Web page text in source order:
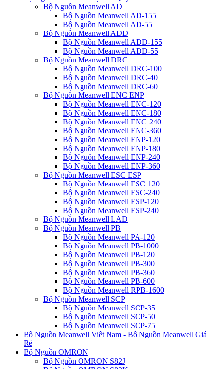
Bộ Nguồn Meanwell AD
Bộ Nguồn Meanwell AD-155
Bộ Nguồn Meanwell AD-55
Bộ Nguồn Meanwell ADD
Bộ Nguồn Meanwell ADD-155
Bộ Nguồn Meanwell ADD-55
Bộ Nguồn Meanwell DRC
Bộ Nguồn Meanwell DRC-100
Bộ Nguồn Meanwell DRC-40
Bộ Nguồn Meanwell DRC-60
Bộ Nguồn Meanwell ENC ENP
Bộ Nguồn Meanwell ENC-120
Bộ Nguồn Meanwell ENC-180
Bộ Nguồn Meanwell ENC-240
Bộ Nguồn Meanwell ENC-360
Bộ Nguồn Meanwell ENP-120
Bộ Nguồn Meanwell ENP-180
Bộ Nguồn Meanwell ENP-240
Bộ Nguồn Meanwell ENP-360
Bộ Nguồn Meanwell ESC ESP
Bộ Nguồn Meanwell ESC-120
Bộ Nguồn Meanwell ESC-240
Bộ Nguồn Meanwell ESP-120
Bộ Nguồn Meanwell ESP-240
Bộ Nguồn Meanwell LAD
Bộ Nguồn Meanwell PB
Bộ Nguồn Meanwell PA-120
Bộ Nguồn Meanwell PB-1000
Bộ Nguồn Meanwell PB-120
Bộ Nguồn Meanwell PB-300
Bộ Nguồn Meanwell PB-360
Bộ Nguồn Meanwell PB-600
Bộ Nguồn Meanwell RPB-1600
Bộ Nguồn Meanwell SCP
Bộ Nguồn Meanwell SCP-35
Bộ Nguồn Meanwell SCP-50
Bộ Nguồn Meanwell SCP-75
Bộ Nguồn Meanwell Việt Nam - Bộ Nguồn Meanwell Giá
Rẻ
Bộ Nguồn OMRON
Bộ Nguồn OMRON S82J